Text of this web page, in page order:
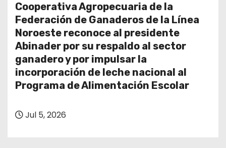
Cooperativa Agropecuaria de la
Federación de Ganaderos de la Línea
Noroeste reconoce al presidente
Abinader por su respaldo al sector
ganadero y por impulsar la
incorporación de leche nacional al
Programa de Alimentación Escolar
Jul 5, 2026